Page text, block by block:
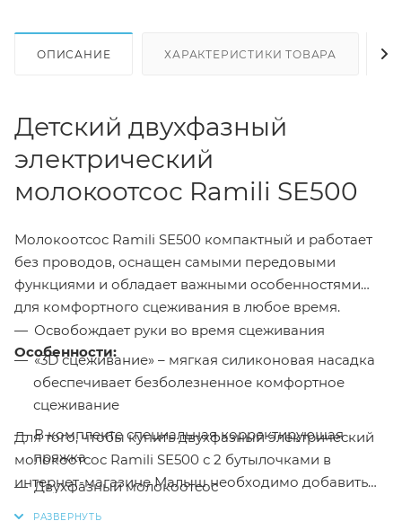
ОПИСАНИЕ ХАРАКТЕРИСТИКИ ТОВАРА
Детский двухфазный
электрический
молокоотсос Ramili SE500
Молокоотсос Ramili SE500 компактный и работает
без проводов, оснащен самыми передовыми
функциями и обладает важными особенностями
для комфортного сцеживания в любое время.
Особенности:
Освобождает руки во время сцеживания
«3D сцеживание» – мягкая силиконовая насадка
обеспечивает безболезненное комфортное
сцеживание
В комплекте специальная корректирующая
пряжка
Двухфазный молокоотсос
Дополнительный комбинированный режим 2-в-1
Для того, чтобы купить двухфазный электрический
молокоотсос Ramili SE500 с 2 бутылочками в
интернет-магазине Малыш необходимо добавить